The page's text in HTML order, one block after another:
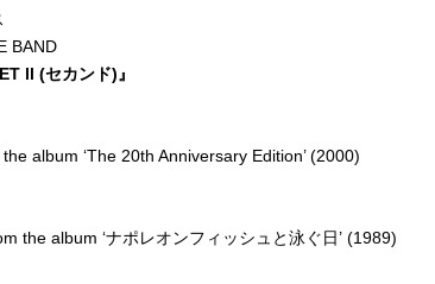
BAND
ll (セカンド)』
album ‘The 20th Anniversary Edition’ (2000)
the album ‘ナポレオンフィッシュと泳ぐ日’ (1989)